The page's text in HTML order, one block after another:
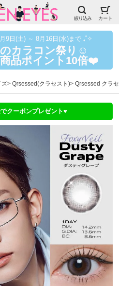
絞り込み カート
9日(土) ～ 8月16日(水)まで ₊˚✧
カラコン祭り☺️
品ポイント10倍❤️
ズ Qrsessed(クラセスト) Qrsessed クラ
クーポンプレゼント♥